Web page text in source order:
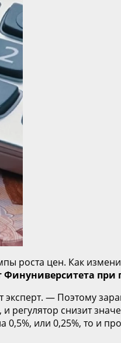
роста цен. Как
при
— Поэтому
снизит
0,5%, или 0,25%, то и